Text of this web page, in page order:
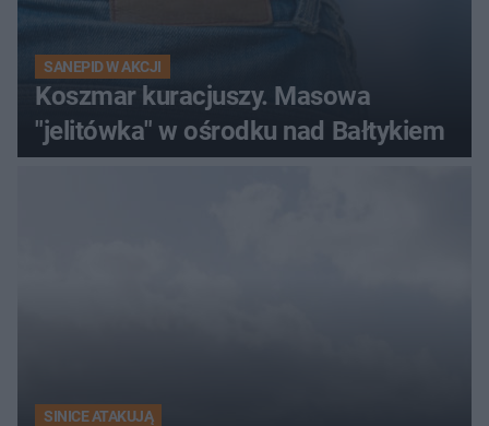
SANEPID W AKCJI
Koszmar kuracjuszy. Masowa
"jelitówka" w ośrodku nad Bałtykiem
SINICE ATAKUJĄ